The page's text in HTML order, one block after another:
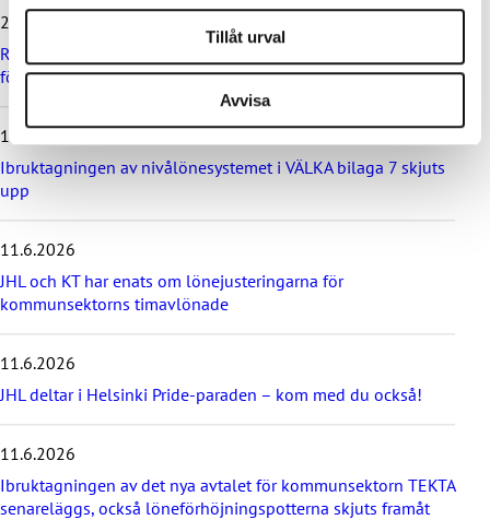
Tillåt urval
Avvisa
r
d
e
n
a
s
e
n
y
h
e
t
e
n
a
24.6.2026
Rekommendation till kommuner, välfärdsområden och KT:s
företag om lönebetalning och beredskap under drönarhot
12.6.2026
Ibruktagningen av nivålönesystemet i VÄLKA bilaga 7 skjuts
upp
11.6.2026
JHL och KT har enats om lönejusteringarna för
kommunsektorns timavlönade
11.6.2026
JHL deltar i Helsinki Pride-paraden – kom med du också!
11.6.2026
Ibruktagningen av det nya avtalet för kommunsektorn TEKTA
senareläggs, också löneförhöjningspotterna skjuts framåt